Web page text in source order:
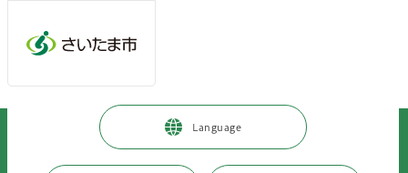
Language
市政情報 広報・報道 > 記者への情報提供
>